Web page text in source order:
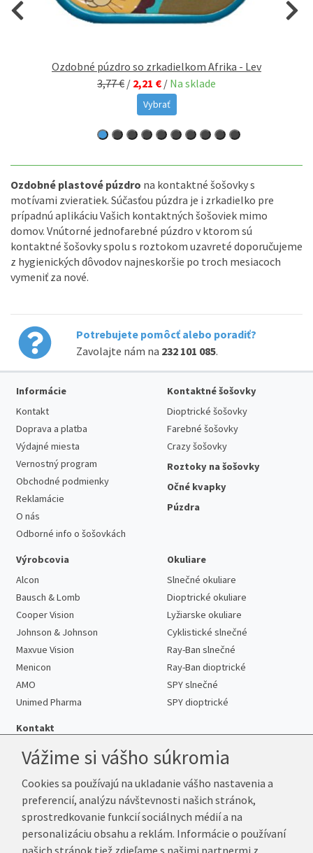
Ozdobné púzdro so zrkadielkom Afrika - Lev
3,77 € / 2,21 € / Na sklade
Vybrať
Ozdobné plastové púzdro na kontaktné šošovky s
motívami zvieratiek. Súčasťou púzdra je i zrkadielko pre
prípadnú aplikáciu Vašich kontaktných šošoviek mimo
domov. Vnútorné jednofarebné púzdro v ktorom sú
kontaktné šošovky spolu s roztokom uzavreté doporučujeme
z hygienických dôvodov najneskoršie po troch mesiacoch
vymeniť za nové.
Potrebujete pomôcť alebo poradiť?
Zavolajte nám na 232 101 085.
Informácie
Kontakt
Doprava a platba
Výdajné miesta
Vernostný program
Obchodné podmienky
Reklamácie
O nás
Odborné info o šošovkách
Kontaktné šošovky
Dioptrické šošovky
Farebné šošovky
Crazy šošovky
Roztoky na šošovky
Očné kvapky
Púzdra
Výrobcovia
Alcon
Bausch & Lomb
Cooper Vision
Johnson & Johnson
Maxvue Vision
Menicon
AMO
Unimed Pharma
Okuliare
Slnečné okuliare
Dioptrické okuliare
Lyžiarske okuliare
Cyklistické slnečné
Ray-Ban slnečné
Ray-Ban dioptrické
SPY slnečné
SPY dioptrické
Kontakt
Telefón:+421 222 205 863
E-mail:info@kup-sosovky.sk
Reklamačná adresa
Andrea Votavová
Vážime si vášho súkromia
Cookies sa používajú na ukladanie vášho nastavenia a
preferencií, analýzu návštevnosti našich stránok,
sprostredkovanie funkcií sociálnych médií a na
personalizáciu obsahu a reklám. Informácie o používaní
našich stránok tiež zdieľame s našimi partnermi z